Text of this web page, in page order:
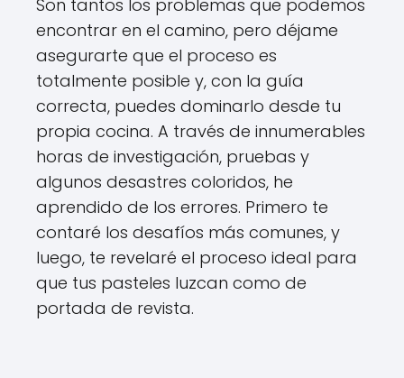
Son tantos los problemas que podemos
encontrar en el camino, pero déjame
asegurarte que el proceso es
totalmente posible y, con la guía
correcta, puedes dominarlo desde tu
propia cocina. A través de innumerables
horas de investigación, pruebas y
algunos desastres coloridos, he
aprendido de los errores. Primero te
contaré los desafíos más comunes, y
luego, te revelaré el proceso ideal para
que tus pasteles luzcan como de
portada de revista.